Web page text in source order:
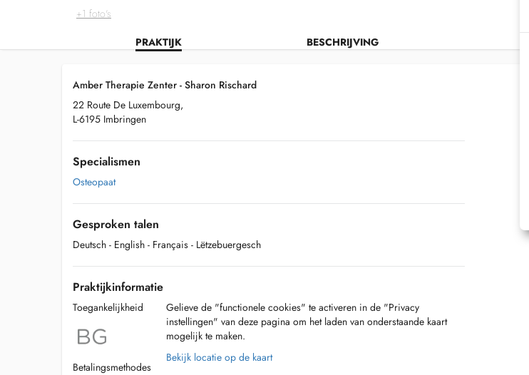
+1 foto's
PRAKTIJK BESCHRIJVING
Amber Therapie Zenter - Sharon Rischard
22 Route De Luxembourg,
L-6195 Imbringen
Specialismen
Osteopaat
Gesproken talen
Deutsch - English - Français - Lëtzebuergesch
Praktijkinformatie
Toegankelijkheid
Betalingsmethodes
Gelieve de "functionele cookies" te activeren in de "Privacy
instellingen" van deze pagina om het laden van onderstaande kaart
mogelijk te maken.
Bekijk locatie op de kaart